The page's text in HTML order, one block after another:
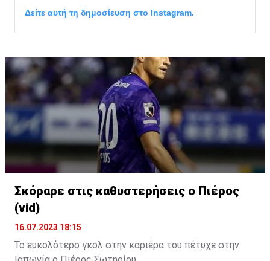
Δείτε αυτή τη δημοσίευση στο Instagram.
Η δημοσίευση κοινοποιήθηκε από το χρήστη David Beckham
Σκόραρε στις καθυστερήσεις ο Πιέρος
(vid)
16.07.2023 18:15
Το ευκολότερο γκολ στην καριέρα του πέτυχε στην